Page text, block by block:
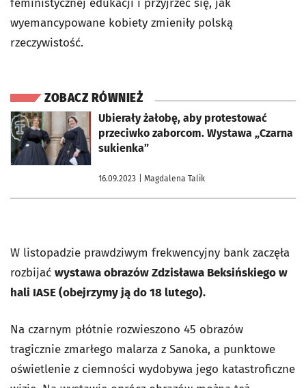
feministycznej edukacji i przyjrzeć się, jak
wyemancypowane kobiety zmieniły polską
rzeczywistość.
ZOBACZ RÓWNIEŻ
Ubierały żałobę, aby protestować
przeciwko zaborcom. Wystawa „Czarna
sukienka”
16.09.2023 | Magdalena Talik
otworzy się w nowej karcie
W listopadzie prawdziwym frekwencyjny bank zaczęła
rozbijać wystawa obrazów Zdzisława Beksińskiego w
hali IASE (obejrzymy ją do 18 lutego).
Na czarnym płótnie rozwieszono 45 obrazów
tragicznie zmarłego malarza z Sanoka, a punktowe
oświetlenie z ciemności wydobywa jego katastroficzne